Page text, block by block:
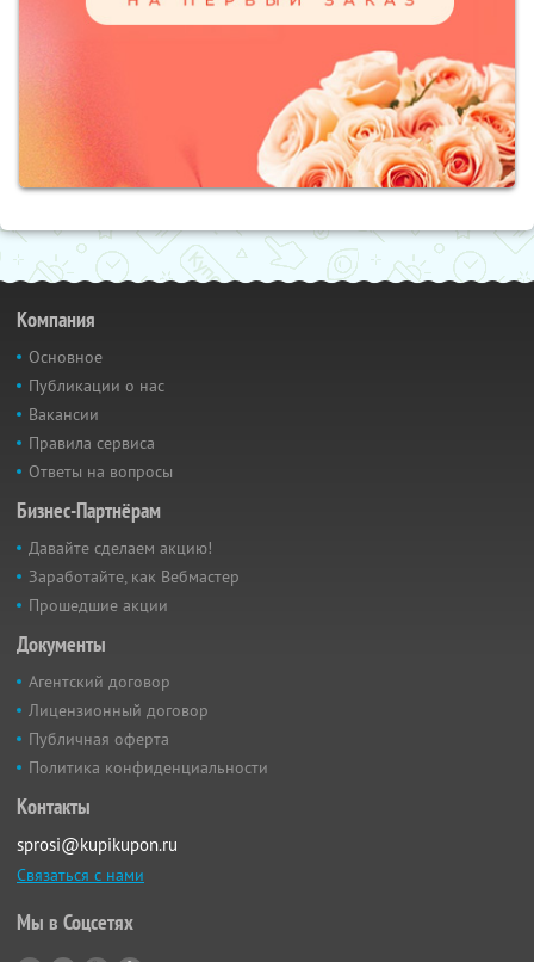
Компания
Основное
Публикации о нас
Вакансии
Правила сервиса
Ответы на вопросы
Бизнес-Партнёрам
Давайте сделаем акцию!
Заработайте, как Вебмастер
Прошедшие акции
Документы
Агентский договор
Лицензионный договор
Публичная оферта
Политика конфиденциальности
Контакты
sprosi@kupikupon.ru
Связаться с нами
Мы в Соцсетях